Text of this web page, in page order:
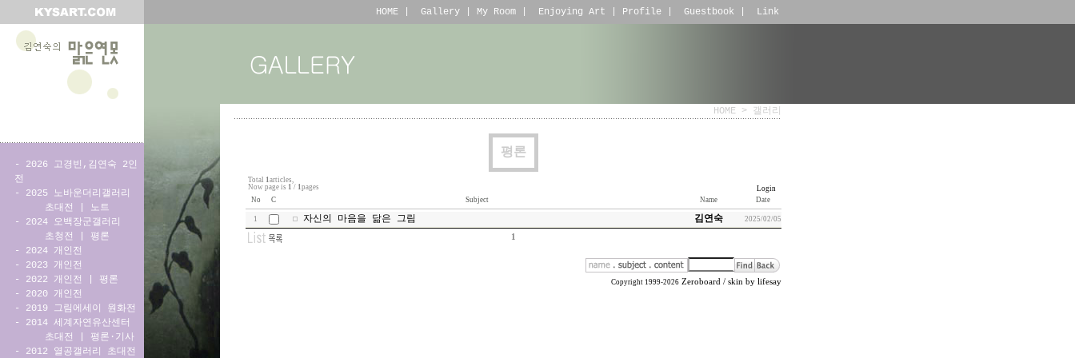
HOME Gallery My Room Enjoying Art Profile Guestbook Link
-
2026 고경빈,김연숙 2인
전
-
2025 노바운더리갤러리
초대전
노트
-
2024 오백장군갤러리
초청전
평론
-
2024 개인전
-
2023 개인전
-
2022 개인전
평론
-
2020 개인전
-
2019 그림에세이 원화전
-
2014 세계자연유산센터
초대전
평론·기사
-
2012 열공갤러리 초대전
HOME > 갤러리
평론
Total 1articles,
Now page is 1 / 1pages
Login
No
C Subject Name Date
1 자신의 마음을 닮은 그림 김연숙 2025/02/05
1
Copyright 1999-2026 Zeroboard / skin by lifesay